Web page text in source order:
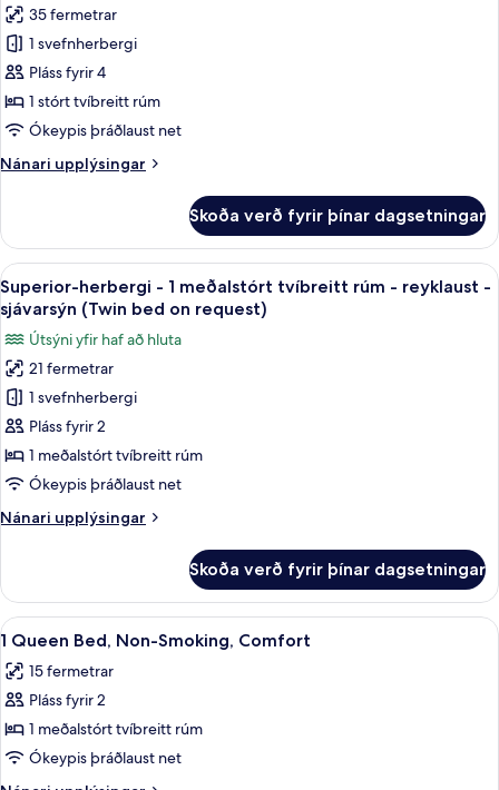
rúm
reyklaust
fyrir
Fjölskylduherbergi
-
1
stórt
tvíbreitt
rúm
reyklaust
(with
Sofabed)
35 fermetrar
1 svefnherbergi
Pláss fyrir 4
1 stórt tvíbreitt rúm
Ókeypis þráðlaust net
Nánari upplýsingar
Nánari
-
stórt
tvíbreitt
rúm
-
reyklaust
(with
Sofabed)
Skoða verð fyrir þínar dagsetningar
Skoða
allar
myndir
fyrir
Superior-
herbergi
-
1
meðalstórt
rúm
sjávarsýn
(Twin
bed
on
request)
Superior-herbergi - 1 meðalstórt
10
Superior-herbergi - 1 meðalstórt tvíbreitt rúm - reyklaust -
sjávarsýn (Twin bed on request)
Útsýni yfir haf að hluta
21 fermetrar
1 svefnherbergi
Pláss fyrir 2
1 meðalstórt tvíbreitt rúm
Ókeypis þráðlaust net
Nánari upplýsingar
Nánari
herbergi
1
tvíbreitt
rúm
reyklaust
-
Skoða verð fyrir þínar dagsetningar
Skoða
allar
myndir
fyrir
1
Queen
Bed,
Rúmföt af bestu gerð, rúm með
4
1 Queen Bed, Non-Smoking, Comfort
15 fermetrar
Pláss fyrir 2
1 meðalstórt tvíbreitt rúm
Ókeypis þráðlaust net